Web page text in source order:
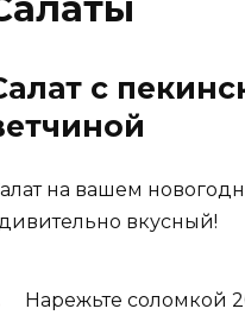
с
на вашем
вкусный!
Нарежьте соломкой